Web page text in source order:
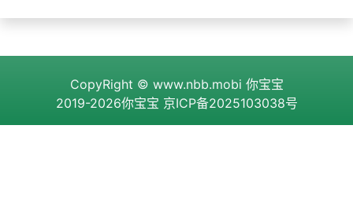
CopyRight © www.nbb.mobi 你宝宝
2019-2026你宝宝 京ICP备2025103038号